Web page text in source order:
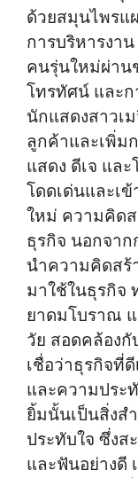
ด้วยสมุนไพรแ
การบริหารงา
คนรุ่นใหม่ผ่าน
โทรทัศน์ และก
นักแสดงสาวเ
ลูกค้าและเพิ่ม
แสดง ดีเจ แล
โดดเด่นและเ
ใหม่ ความคิด
ธุรกิจ นอกจาก
นำความคิดสร้
มาใช้ในธุรกิจ
ยาดมโบราณ
วัย สอดคล้อง
เชื่อว่าธุรกิจที่
และความประ
ยิ้มนั้นเป็นสิ่ง
ประทับใจ ซึ่ง
และฟันอย่างดี